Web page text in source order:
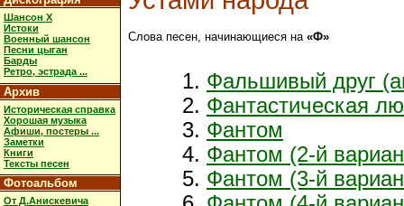
Шансон X
Истоки
Военный шансон
Песни цыган
Барды
Ретро, эстрада ...
Архив
Историческая справка
Хорошая музыка
Афиши, постеры ...
Заметки
Книги
Тексты песен
Фотоальбом
От Д.Анискевича
Слова песен, начинающиеся на «Ф»
Фальшивый друг
Фантастическая
Фантом
Фантом (2-й
Фантом (3-й